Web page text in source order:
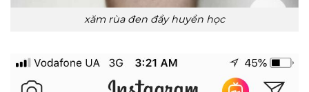
xăm rùa đen đầy huyền học